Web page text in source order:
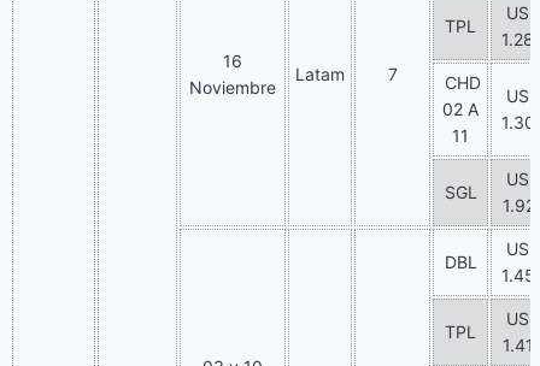
16
Noviembre
Latam 7
TPL
USD
CHD
02 A
11
USD
SGL
USD
DBL
USD
TPL
USD